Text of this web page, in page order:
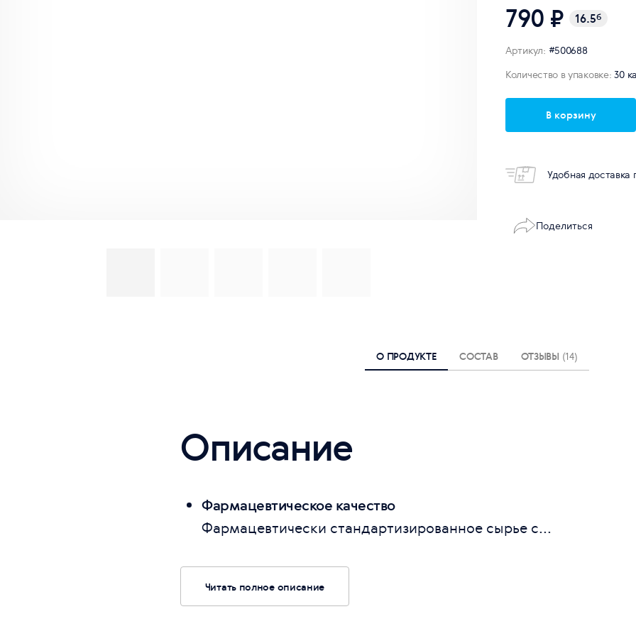
790 ₽ 16.5б
Артикул: #500688
Количество в упаковке: 30
В корзину
Удобная доставка
Поделиться
О ПРОДУКТЕ СОСТАВ ОТЗЫВЫ (14)
Описание
Фармацевтическое качество
Фармацевтически стандартизированное сырье с...
Читать полное описание